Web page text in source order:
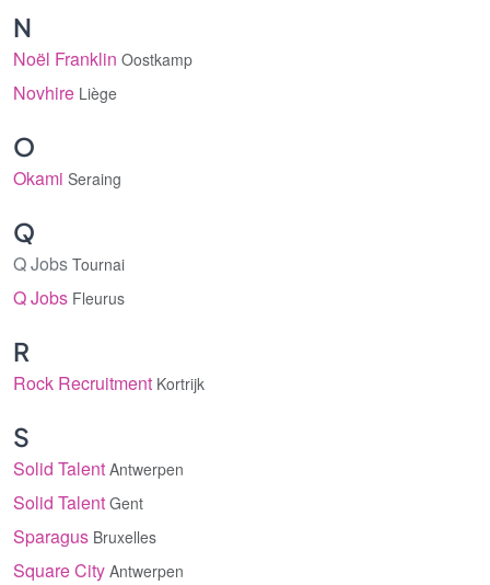
N
Noël Franklin Oostkamp
Novhire Liège
O
Okami Seraing
Q
Q Jobs Tournai
Q Jobs Fleurus
R
Rock Recruitment Kortrijk
S
Solid Talent Antwerpen
Solid Talent Gent
Sparagus Bruxelles
Square City Antwerpen